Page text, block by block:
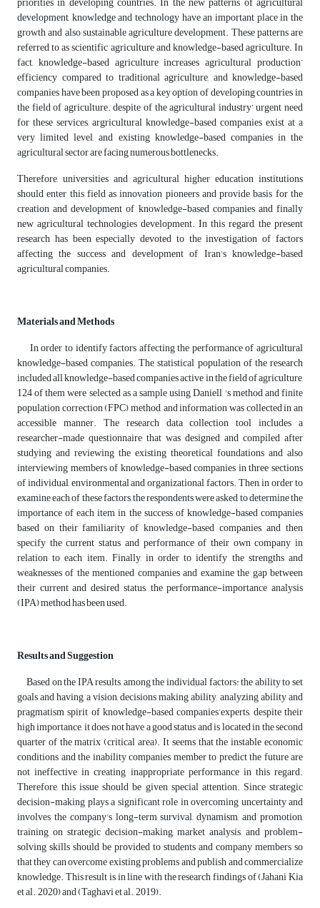
development, knowledge and technology have an important place in the
growth and also sustainable agriculture development. These patterns are
referred to as scientific agriculture and knowledge-based agriculture. In
fact, knowledge-based agriculture increases agricultural production’
efficiency compared to traditional agriculture, and knowledge-based
companies have been proposed as a key option of developing countries in
the field of agriculture. despite of the agricultural industry’ urgent need
for these services, argricultural knowledge-based companies exist at a
very limited level, and existing knowledge-based companies in the
agricultural sector are facing numerous bottlenecks.
Therefore, universities and agricultural higher education institutions
should enter this field as innovation pioneers and provide basis for the
creation and development of knowledge-based companies and finally
new agricultural technologies development. In this regard, the present
research has been especially devoted to the investigation of factors
affecting the success and development of Iran's knowledge-based
agricultural companies.
Materials and Methods
In order to identify factors affecting the performance of agricultural
knowledge-based companies. The statistical population of the research
included all knowledge-based companies active in the field of agriculture,
124 of them were selected as a sample using Daniell 's method and finite
population correction (FPC) method, and information was collected in an
accessible manner. The research data collection tool includes a
researcher-made questionnaire that was designed and compiled after
studying and reviewing the existing theoretical foundations and also
interviewing members of knowledge-based companies in three sections
of individual, environmental and organizational factors. Then, in order to
examine each of these factors, the respondents were asked to determine the
importance of each item in the success of knowledge-based companies
based on their familiarity of knowledge-based companies, and then
specify the current status and performance of their own company in
relation to each item. Finally, in order to identify the strengths and
weaknesses of the mentioned companies and examine the gap between
their current and desired status, the performance-importance analysis
(IPA) method has been used.
Results and Suggestion
Based on the IPA results, among the individual factors: the ability to set
goals and having a vision, decisions making ability, analyzing ability and
pragmatism spirit of knowledge-based companies’experts, despite their
high importance, it does not have a good status and is located in the second
quarter of the matrix (critical area). It seems that the instable economic
conditions and the inability companies member to predict the future are
not ineffective in creating inappropriate performance in this regard.
Therefore, this issue should be given special attention. Since strategic
decision-making plays a significant role in overcoming uncertainty and
involves the company's long-term survival, dynamism, and promotion,
training on strategic decision-making, market analysis, and problem-
solving skills should be provided to students and company members so
that they can overcome existing problems and publish and commercialize
knowledge. This result is in line with the research findings of (Jahani Kia
et al., 2020) and (Taghavi et al., 2019).